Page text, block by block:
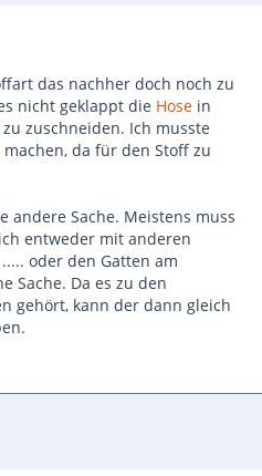
das nachher doch noch zu
nicht geklappt die Hose in
zuschneiden. Ich musste
machen, da für den Stoff zu
andere Sache. Meistens muss
entweder mit anderen
oder den Gatten am
Sache. Da es zu den
gehört, kann der dann gleich